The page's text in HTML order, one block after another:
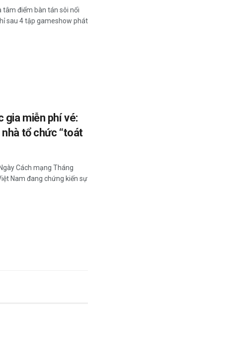
tâm điểm bàn tán sôi nổi
sau 4 tập gameshow phát
miễn phí vé:
tổ chức “toát
Cách mạng Tháng
Nam đang chứng kiến sự